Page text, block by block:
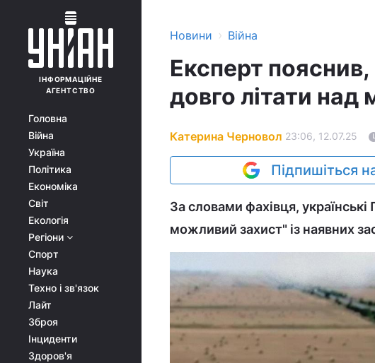
ІНФОРМАЦІЙНЕ
АГЕНТСТВО
Головна
Війна
Україна
Політика
Економіка
Світ
Екологія
Регіони
Спорт
Наука
Техно і зв'язок
Лайт
Зброя
Інциденти
Здоров'я
Новини › Війна
Експерт
довго літати над
Катерина Черновол 23:06, 12.07.25
Підпишіться
За словами фахівця,
можливий захист" із наявних